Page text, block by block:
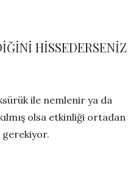
HİSSEDERSENİZ
ile nemlenir ya da
olsa etkinliği ortadan
gerekiyor.